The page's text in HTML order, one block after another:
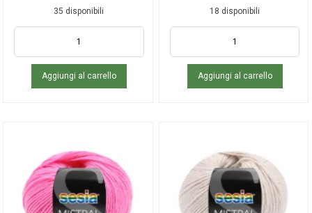
35 disponibili
Aggiungi al carrello
18 disponibili
Aggiungi al carrello